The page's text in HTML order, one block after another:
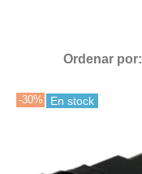
Ordenar por:
-30% En stock